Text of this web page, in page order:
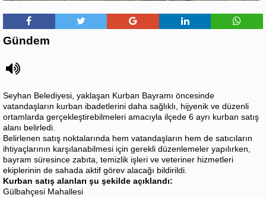
Gündem
Seyhan Belediyesi, yaklaşan Kurban Bayramı öncesinde
vatandaşların kurban ibadetlerini daha sağlıklı, hijyenik ve düzenli
ortamlarda gerçekleştirebilmeleri amacıyla ilçede 6 ayrı kurban satış
alanı belirledi.
Belirlenen satış noktalarında hem vatandaşların hem de satıcıların
ihtiyaçlarının karşılanabilmesi için gerekli düzenlemeler yapılırken,
bayram süresince zabıta, temizlik işleri ve veteriner hizmetleri
ekiplerinin de sahada aktif görev alacağı bildirildi.
Kurban satış alanları şu şekilde açıklandı:
Gülbahçesi Mahallesi